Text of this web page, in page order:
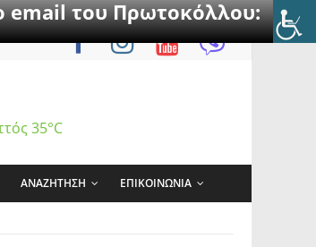
email του Πρωτοκόλλου:
35°C
ΑΝΑΖΗΤΗΣΗ ΕΠΙΚΟΙΝΩΝΙΑ